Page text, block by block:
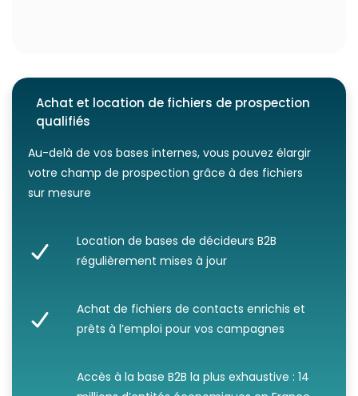
Achat et location de fichiers de prospection
qualifiés
Au-delà de vos bases internes, vous pouvez élargir
votre champ de prospection grâce à des fichiers
sur mesure
Location de bases de décideurs B2B
régulièrement mises à jour
Achat de fichiers de contacts enrichis et
prêts à l’emploi pour vos campagnes
Accès à la base B2B la plus exhaustive : 14